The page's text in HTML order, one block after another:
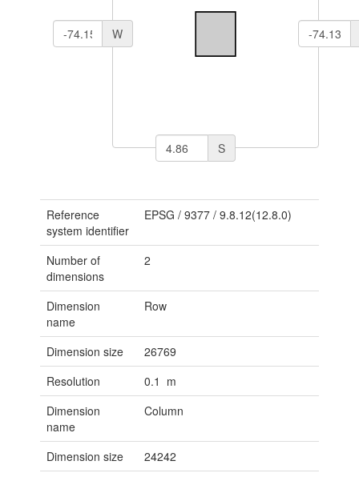
S
W
Reference
system identifier
EPSG / 9377/ 9.8.12(12.8.0)
Number of
dimensions
2
Dimension
name
Row
Dimension size
26769
Resolution
0.1 m
Dimension
name
Column
Dimension size
24242